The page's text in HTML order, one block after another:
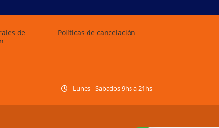
de
Políticas de cancelación
Lunes - Sabados 9hs a 21hs